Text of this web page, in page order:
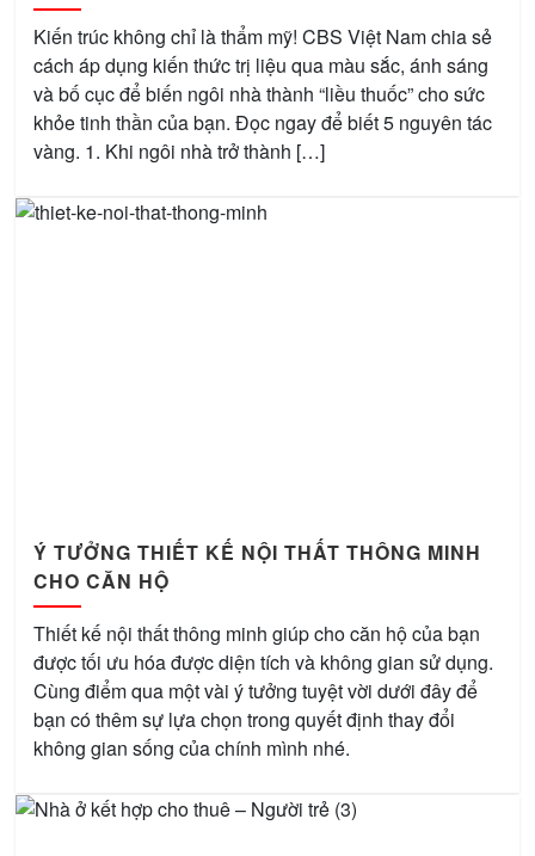
Kiến trúc không chỉ là thẩm mỹ! CBS Việt Nam chia sẻ
cách áp dụng kiến thức trị liệu qua màu sắc, ánh sáng
và bố cục để biến ngôi nhà thành “liều thuốc” cho sức
khỏe tinh thần của bạn. Đọc ngay để biết 5 nguyên tác
vàng. 1. Khi ngôi nhà trở thành […]
Ý TƯỞNG THIẾT KẾ NỘI THẤT THÔNG MINH
CHO CĂN HỘ
Thiết kế nội thất thông minh giúp cho căn hộ của bạn
được tối ưu hóa được diện tích và không gian sử dụng.
Cùng điểm qua một vài ý tưởng tuyệt vời dưới đây để
bạn có thêm sự lựa chọn trong quyết định thay đổi
không gian sống của chính mình nhé.